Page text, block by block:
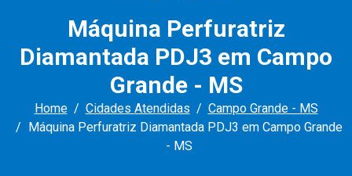
Máquina Perfuratriz
Diamantada PDJ3 em Campo
Grande - MS
Home Cidades Atendidas
Campo Grande - MS
Máquina Perfuratriz Diamantada PDJ3 em Campo Grande
- MS